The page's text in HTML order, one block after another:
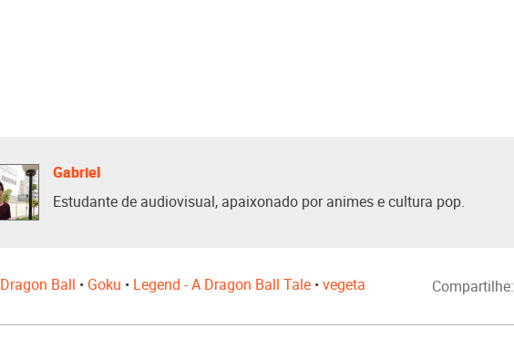
Gabriel
Estudante de audiovisual, apaixonado por animes e cultura pop.
Dragon Ball • Goku • Legend - A Dragon Ball Tale •vegeta Compartilhe: